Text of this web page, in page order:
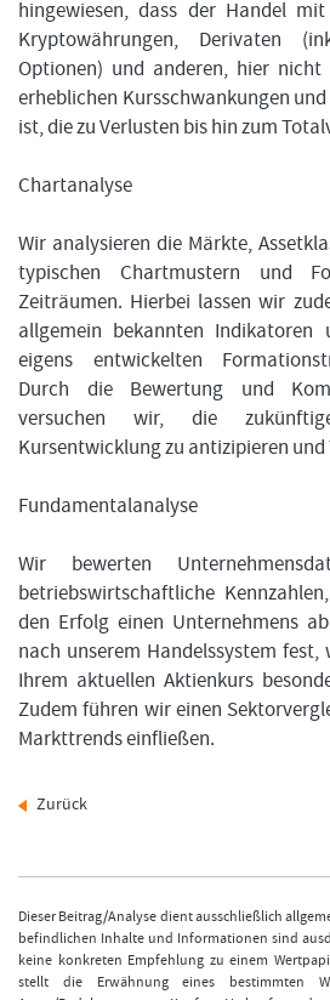
hingewiesen, dass der Handel
Kryptowährungen, Derivaten
Optionen) und anderen, hier
erheblichen Kursschwankungen
ist, die zu Verlusten bis hin zum
Chartanalyse
Wir analysieren die Märkte,
typischen Chartmustern und
Zeiträumen. Hierbei lassen wir
allgemein bekannten Indikatoren
eigens entwickelten
Durch die Bewertung und
versuchen wir, die
Kursentwicklung zu antizipieren und
Fundamentalanalyse
Wir bewerten
betriebswirtschaftliche
den Erfolg einen Unternehmens
nach unserem Handelssystem
Ihrem aktuellen Aktienkurs
Zudem führen wir einen
Markttrends einfließen.
Zurück
Dieser Beitrag/Analyse dient ausschließlich
befindlichen Inhalte und Informationen sind
keine konkreten Empfehlung zu einem
stellt die Erwähnung eines bestimmten